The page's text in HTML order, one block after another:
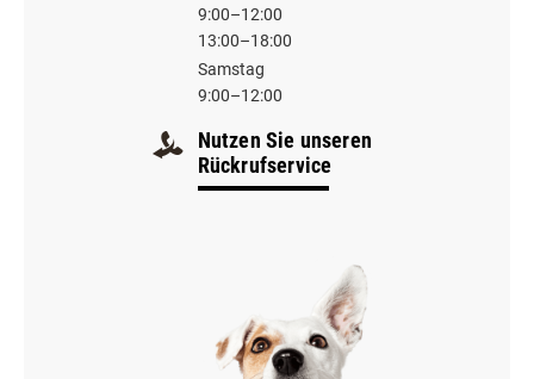
9:00–12:00
13:00–18:00
Samstag
9:00–12:00
Nutzen Sie unseren
Rückrufservice